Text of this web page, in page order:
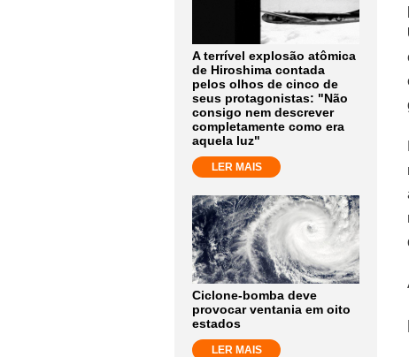
A terrível explosão atômica
de Hiroshima contada
pelos olhos de cinco de
seus protagonistas: "Não
consigo nem descrever
completamente como era
aquela luz"
LER MAIS
Ciclone-bomba deve
provocar ventania em oito
estados
LER MAIS